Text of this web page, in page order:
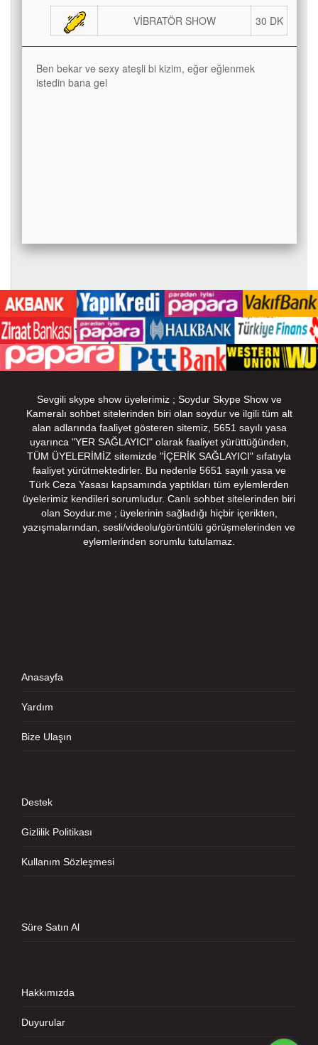
VİBRATÖR SHOW 30 DK
Ben bekar ve sexy ateşli bi kizim, eğer eğlenmek
istedin bana gel
Sevgili skype show üyelerimiz ; Soydur Skype Show ve
Kameralı sohbet sitelerinden biri olan soydur ve ilgili tüm alt
alan adlarında faaliyet gösteren sitemiz, 5651 sayılı yasa
uyarınca "YER SAĞLAYICI" olarak faaliyet yürüttüğünden,
TÜM ÜYELERİMİZ sitemizde "İÇERİK SAĞLAYICI" sıfatıyla
faaliyet yürütmektedirler. Bu nedenle 5651 sayılı yasa ve
Türk Ceza Yasası kapsamında yaptıkları tüm eylemlerden
üyelerimiz kendileri sorumludur. Canlı sohbet sitelerinden biri
olan Soydur.me ; üyelerinin sağladığı hiçbir içerikten,
yazışmalarından, sesli/videolu/görüntülü görüşmelerinden ve
eylemlerinden sorumlu tutulamaz.
Anasayfa
Yardım
Bize Ulaşın
Destek
Gizlilik Politikası
Kullanım Sözleşmesi
Süre Satın Al
Hakkımızda
Duyurular